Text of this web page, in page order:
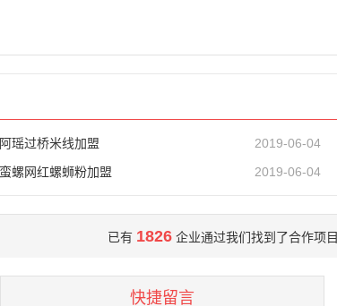
瑶过桥米线加盟
2019-06-04
螺网红螺蛳粉加盟 2019-06-04
已有 1826 企业通过我们找到了合作项目
快捷留言